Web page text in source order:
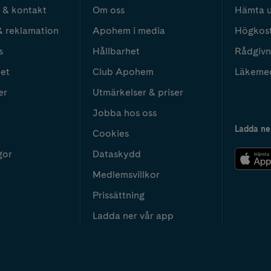
& kontakt
reklamation
Om oss
Apohem i media
Hållbarhet
Club Apohem
Utmärkelser & priser
Jobba hos oss
Cookies
Dataskydd
Medlemsvillkor
Prissättning
Ladda ner vår app
Hämta
Ladda